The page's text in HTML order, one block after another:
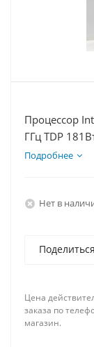
Процессор
ГГц TDP
E,
Подробнее
Нет в
Поделиться
Цена
заказа по
магазин.